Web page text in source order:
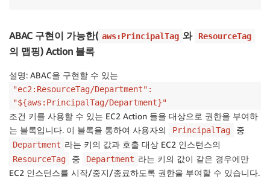
ABAC 구현이 가능한( aws:PrincipalTag 와 ResourceTag
의 맵핑) Action 블록
설명: ABAC을 구현할 수 있는
"ec2:ResourceTag/Department":
"${aws:PrincipalTag/Department}"
조건 키를 사용할 수 있는 EC2 Action 들을 대상으로 권한을 부여하
는 블록입니다. 이 블록을 통하여 사용자의
PrincipalTag 중
Department 라는 키의 값과 호출 대상 EC2 인스턴스의
ResourceTag 중 Department 라는 키의 값이 같은 경우에만
EC2 인스턴스를 시작/중지/종료하도록 권한을 부여할 수 있습니다.